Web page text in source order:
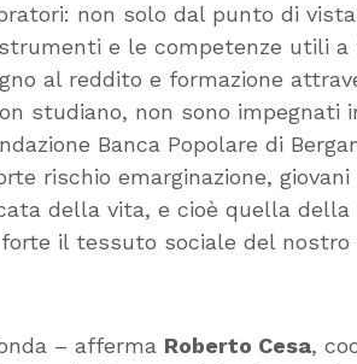
non solo dal punto di
e le competenze utili
al reddito e formazione
studiano, non sono impegnati
Banca Popolare di
rischio emarginazione,
della vita, e cioè quella della
il tessuto sociale del nostro
– afferma Roberto Cesa,